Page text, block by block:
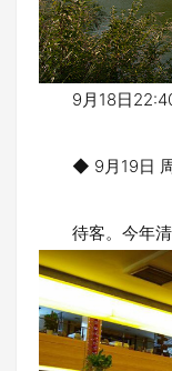
9月18日22:40
◆ 9月19日
待客。今年清